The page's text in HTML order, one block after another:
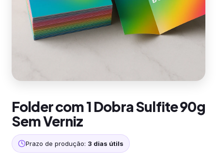
Folder com 1 Dobra Sulfite 90g
Sem Verniz
Prazo de produção: 3 dias útils